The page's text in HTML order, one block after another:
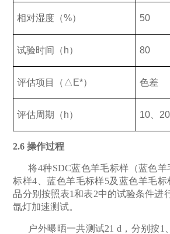
相对湿度（%） 50
试验时间（ h） 80
评估项目（ △E*） 色差
评估周期（ h） 10 20
2.6 操作过程
将4种SDC蓝色羊毛标样（蓝色羊
标样4 、蓝色羊毛标样5及蓝色羊毛标
品分别按照表1和表2中的试验条件进
氙灯加速测试。
户外曝晒一共测试21 d ，分别按1